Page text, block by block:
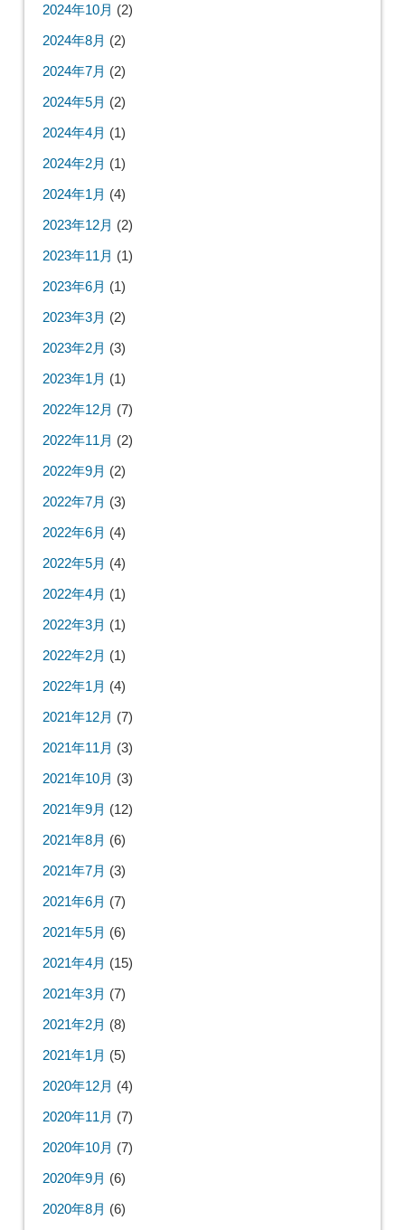
2024年10月 (2)
2024年8月 (2)
2024年7月 (2)
2024年5月 (2)
2024年4月 (1)
2024年2月 (1)
2024年1月 (4)
2023年12月 (2)
2023年11月 (1)
2023年6月 (1)
2023年3月 (2)
2023年2月 (3)
2023年1月 (1)
2022年12月 (7)
2022年11月 (2)
2022年9月 (2)
2022年7月 (3)
2022年6月 (4)
2022年5月 (4)
2022年4月 (1)
2022年3月 (1)
2022年2月 (1)
2022年1月 (4)
2021年12月 (7)
2021年11月 (3)
2021年10月 (3)
2021年9月 (12)
2021年8月 (6)
2021年7月 (3)
2021年6月 (7)
2021年5月 (6)
2021年4月 (15)
2021年3月 (7)
2021年2月 (8)
2021年1月 (5)
2020年12月 (4)
2020年11月 (7)
2020年10月 (7)
2020年9月 (6)
2020年8月 (6)